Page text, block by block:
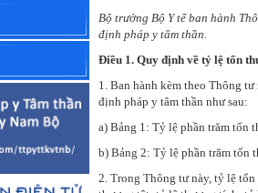
Bộ trưởng Bộ Y tế ban hành
định pháp y tâm thần.
Điều 1. Quy định về tỷ lệ tổn
1. Ban hành kèm theo Thông
định pháp y tâm thần như sau:
a) Bảng 1: Tỷ lệ phần trăm tổn
b) Bảng 2: Tỷ lệ phần trăm tổn
2. Trong Thông tư này, tỷ lệ